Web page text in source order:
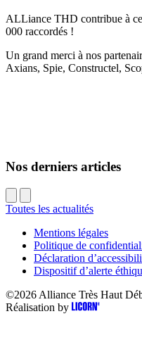
ALLiance THD contribue à
000 raccordés !
Un grand merci à nos
Axians, Spie, Constructel,
Nos derniers articles
Toutes les actualités
Mentions légales
Politique de
Déclaration
Dispositif d’alerte
©2026 Alliance Très Haut
Réalisation by